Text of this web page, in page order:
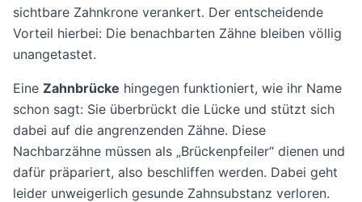
sichtbare Zahnkrone verankert. Der entscheidende
Vorteil hierbei: Die benachbarten Zähne bleiben völlig
unangetastet.
Eine Zahnbrücke hingegen funktioniert, wie ihr Name
schon sagt: Sie überbrückt die Lücke und stützt sich
dabei auf die angrenzenden Zähne. Diese
Nachbarzähne müssen als „Brückenpfeiler“ dienen und
dafür präpariert, also beschliffen werden. Dabei geht
leider unweigerlich gesunde Zahnsubstanz verloren.